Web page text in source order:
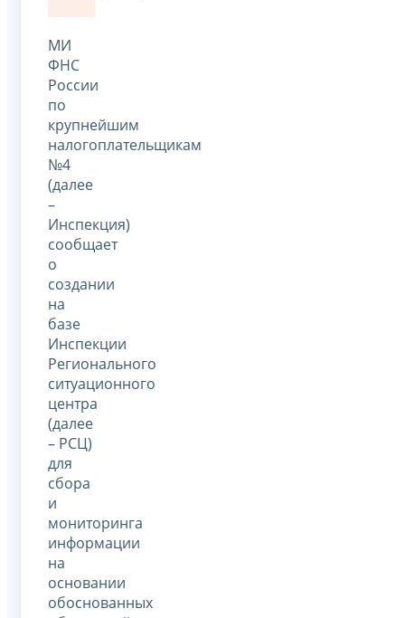
МИ
ФНС
России
по
крупнейшим
налогоплательщикам
№4
(далее
–
Инспекция)
сообщает
о
создании
на
базе
Инспекции
Регионального
ситуационного
центра
(далее
– РСЦ)
для
сбора
и
мониторинга
информации
на
основании
обоснованных